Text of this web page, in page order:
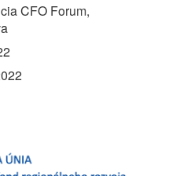
CFO Forum,